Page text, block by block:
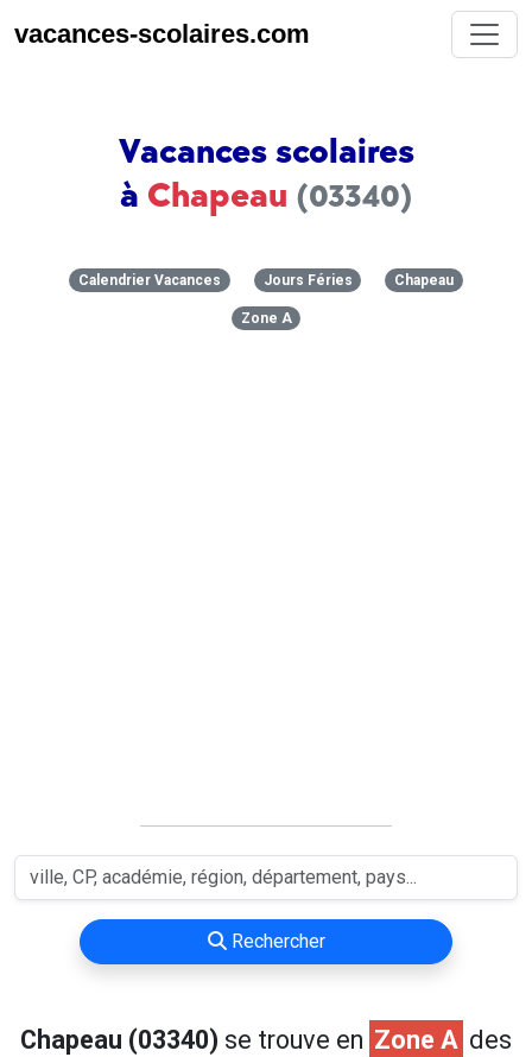
vacances-scolaires.com
Vacances scolaires
à Chapeau (03340)
Calendrier Vacances Jours Féries Chapeau
Zone A
Rechercher
Chapeau (03340) se trouve en Zone A des